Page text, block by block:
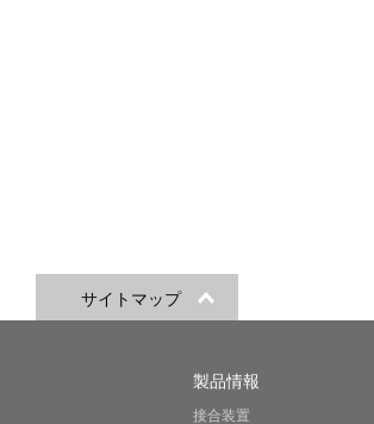
サイトマップ
製品情報
接合装置